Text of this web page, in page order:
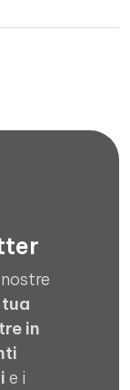
in
e i